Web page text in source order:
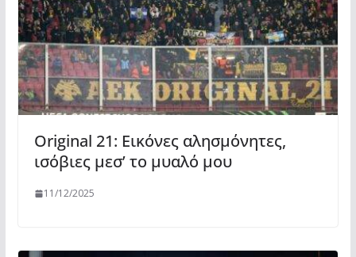
Original 21: Εικόνες αλησμόνητες,
ισόβιες μεσ’ το μυαλό μου
11/12/2025